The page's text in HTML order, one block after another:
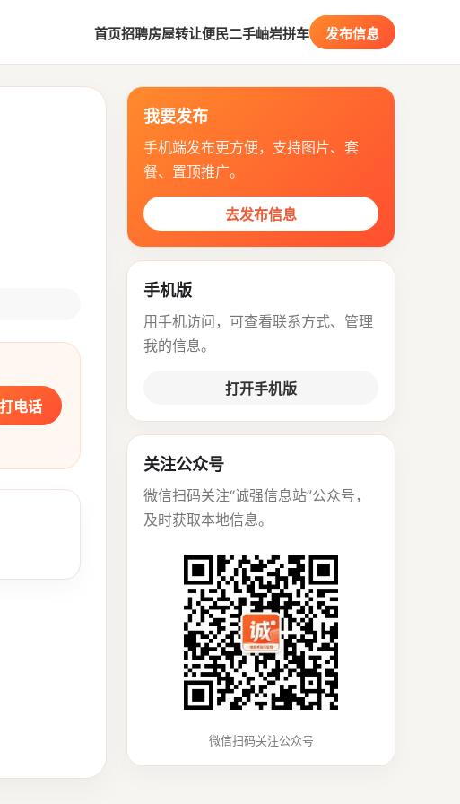
首页招聘房屋转让便民二手岫岩拼车 发布信息
电话
我要发布
手机端发布更方便，支持图片、套
餐、置顶推广。
去发布信息
手机版
用手机访问，可查看联系方式、管理
我的信息。
打开手机版
关注公众号
微信扫码关注“诚强信息站”公众号，
及时获取本地信息。
微信扫码关注公众号